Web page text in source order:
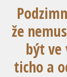
že
být ve
ticho a